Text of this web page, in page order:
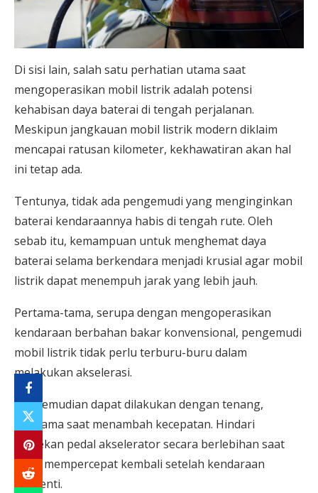
Di sisi lain, salah satu perhatian utama saat
mengoperasikan mobil listrik adalah potensi
kehabisan daya baterai di tengah perjalanan.
Meskipun jangkauan mobil listrik modern diklaim
mencapai ratusan kilometer, kekhawatiran akan hal
ini tetap ada.
Tentunya, tidak ada pengemudi yang menginginkan
baterai kendaraannya habis di tengah rute. Oleh
sebab itu, kemampuan untuk menghemat daya
baterai selama berkendara menjadi krusial agar mobil
listrik dapat menempuh jarak yang lebih jauh.
Pertama-tama, serupa dengan mengoperasikan
kendaraan berbahan bakar konvensional, pengemudi
mobil listrik tidak perlu terburu-buru dalam
melakukan akselerasi.
Pengemudian dapat dilakukan dengan tenang,
terutama saat menambah kecepatan. Hindari
menekan pedal akselerator secara berlebihan saat
ingin mempercepat kembali setelah kendaraan
berhenti.